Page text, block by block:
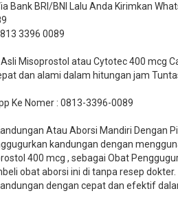
Bank BRI/BNI Lalu Anda Kirimkan
3396 0089
Misoprostol atau Cytotec 400 mcg
dan alami dalam hitungan jam
Ke Nomer : 0813-3396-0089​
Atau Aborsi Mandiri Dengan
kandungan dengan
400 mcg , sebagai Obat
obat aborsi ini di tanpa resep
dengan cepat dan efektif